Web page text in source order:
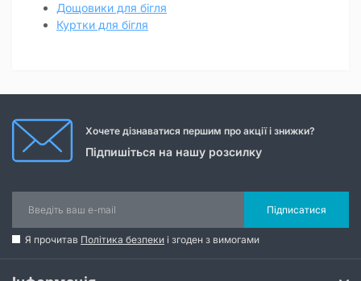
Дощовики для бігля
Куртки для бігля
Хочете дізнаватися першим про акції і знижки?
Підпишіться на нашу розсилку
Підписатися
Я прочитав Політика безпеки і згоден з вимогами